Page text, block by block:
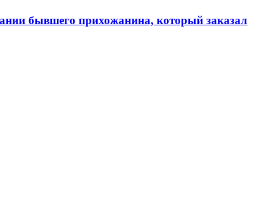
бывшего прихожанина, который заказал